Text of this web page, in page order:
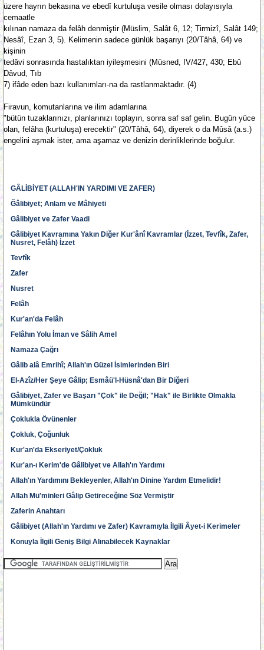
üzere hayrın bekasına ve ebedî kurtuluşa vesile olması dolayısıyla
cemaatle
kılınan namaza da felâh denmiştir (Müslim, Salât 6, 12; Tirmizî, Salât 149;
Nesâî, Ezan 3, 5). Kelimenin sadece günlük başarıyı (20/Tâhâ, 64) ve
kişinin
tedâvi sonrasında hastalıktan iyileşmesini (Müsned, IV/427, 430; Ebû
Dâvud, Tıb
7) ifâde eden bazı kullanımları-na da rastlanmaktadır. (4)
Firavun, komutanlarına ve ilim adamlarına
"bütün tuzaklarınızı, planlarınızı toplayın, sonra saf saf gelin. Bugün yüce
olan, felâha (kurtuluşa) erecektir" (20/Tâhâ, 64), diyerek o da Mûsâ (a.s.)
engelini aşmak ister, ama aşamaz ve denizin derinliklerinde boğulur.
GÂLİBİYET (ALLAH'IN YARDIMI VE ZAFER)
Ğâlibiyet; Anlam ve Mâhiyeti
Gâlibiyet ve Zafer Vaadi
Gâlibiyet Kavramına Yakın Diğer Kur'ânî Kavramlar (İzzet, Tevfîk, Zafer,
Nusret, Felâh) İzzet
Tevfîk
Zafer
Nusret
Felâh
Kur'an'da Felâh
Felâhın Yolu İman ve Sâlih Amel
Namaza Çağrı
Gâlib alâ Emrihî; Allah'ın Güzel İsimlerinden Biri
El-Azîz/Her Şeye Gâlip; Esmâü'l-Hüsnâ'dan Bir Diğeri
Gâlibiyet, Zafer ve Başarı "Çok" ile Değil; "Hak" ile Birlikte Olmakla
Mümkündür
Çoklukla Övünenler
Çokluk, Çoğunluk
Kur'an'da Ekseriyet/Çokluk
Kur'an-ı Kerim'de Gâlibiyet ve Allah'ın Yardımı
Allah'ın Yardımını Bekleyenler, Allah'ın Dinine Yardım Etmelidir!
Allah Mü'minleri Gâlip Getireceğine Söz Vermiştir
Zaferin Anahtarı
Gâlibiyet (Allah'ın Yardımı ve Zafer) Kavramıyla İlgili Âyet-i Kerimeler
Konuyla İlgili Geniş Bilgi Alınabilecek Kaynaklar